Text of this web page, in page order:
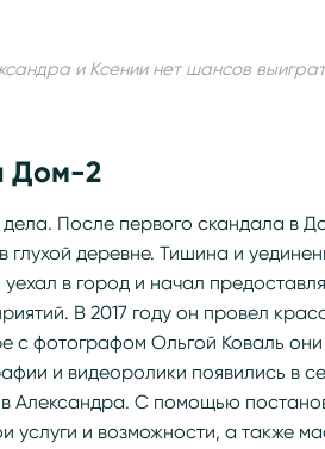
и Ксении нет шансов
Дом-2
После первого скандала в
деревне. Тишина и
в город и начал
В 2017 году он провел
с фотографом Ольгой Коваль
и видеоролики появились в
Александра. С помощью
и возможности, а также